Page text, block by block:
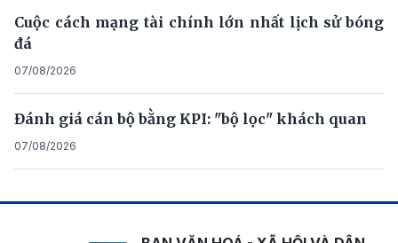
Cuộc cách mạng tài chính lớn nhất lịch sử bóng
đá
07/08/2026
Đánh giá cán bộ bằng KPI: "bộ lọc" khách quan
07/08/2026